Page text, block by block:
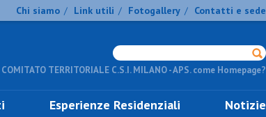
Chi siamo / Link utili / Fotogallery / Contatti e sede
TERRITORIALE C.S.I. MILANO - APS. come Homepage?
Esperienze Residenziali Notizie